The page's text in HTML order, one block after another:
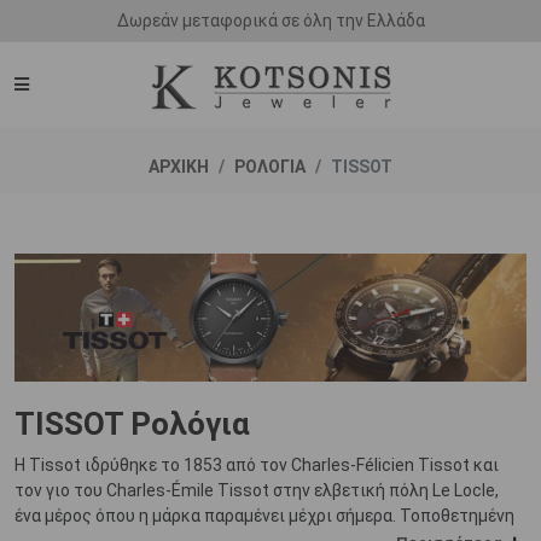
Δωρεάν μεταφορικά σε όλη την Ελλάδα
ΑΡΧΙΚΗ ΡΟΛΟΓΙΑ TISSOT
TISSOT Ρολόγια
Η Tissot ιδρύθηκε το 1853 από τον Charles-Félicien Tissot και
τον γιο του Charles-Émile Tissot στην ελβετική πόλη Le Locle,
ένα μέρος όπου η μάρκα παραμένει μέχρι σήμερα. Τοποθετημένη